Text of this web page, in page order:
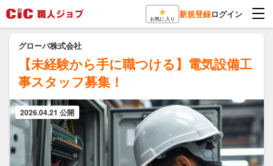
★
お気に入り 新規登録ログイン
グローバ株式会社
【未経験から手に職つける】電気設備工
事スタッフ募集！
2026.04.21 公開